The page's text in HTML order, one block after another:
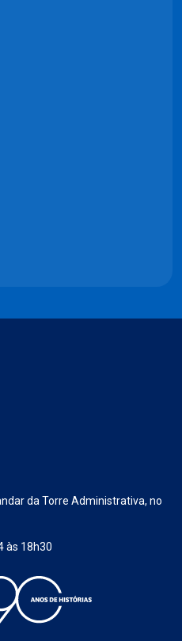
da Torre Administrativa, no
às 18h30